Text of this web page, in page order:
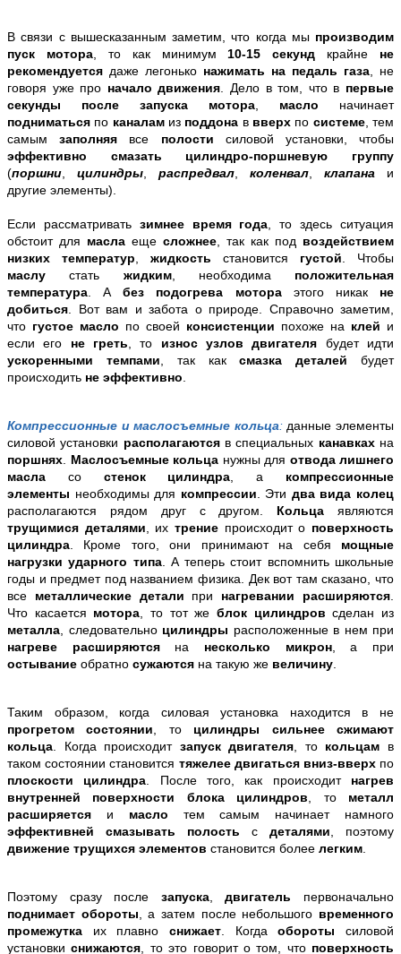
В связи с вышесказанным заметим, что когда мы производим
пуск мотора, то как минимум 10-15 секунд крайне не
рекомендуется даже легонько нажимать на педаль газа , не
говоря уже про начало движения . Дело в том, что в первые
секунды после запуска мотора
масло начинает
подниматься по каналамиз поддона в вверх по системе, тем
самымзаполняя все полости силовой установки, чтобы
эффективно смазать цилиндро-поршневую группу
(поршни цилиндры распредвал коленвал клапана и
другие элементы).
Если рассматривать зимнее время года , то здесь ситуация
обстоит для масла еще сложнее , так как под воздействием
низких температур
жидкость становится густой . Чтобы
маслу стать жидким, необходима положительная
температура . Абез подогрева мотораэтого никак не
добиться . Вот вам и забота о природе. Справочно заметим,
что густое масло по своей консистенции похоже на клей и
если его не греть , то износ узлов двигателя будет идти
ускоренными темпами , так каксмазка деталей будет
происходить не эффективно
Компрессионные и маслосъемные кольца:данные элементы
силовой установки располагаютсяв специальных канавкахна
поршнях
Маслосъемные кольца нужны для отвода лишнего
масла со стенок цилиндра , а компрессионные
элементы необходимы для компрессии . Эти два вида колец
располагаются рядом друг с другом. Кольца являются
трущимися деталями , ихтрение происходит о поверхность
цилиндра . Кроме того, они принимают на себя мощные
нагрузки ударного типа. А теперь стоит вспомнить школьные
годы и предмет под названием физика. Дек вот там сказано, что
все металлические детали при нагревании расширяются
Что касается мотора , то тот жеблок цилиндровсделан из
металла , следовательно цилиндры расположенные в нем при
нагреве расширяютсяна несколько микрон, а при
остывание обратно сужаются на такую же величину
Таким образом, когда силовая установка находится в не
прогретом состоянии , то цилиндры
сильнее сжимают
кольца . Когда происходит запуск двигателя , то кольцам в
таком состоянии становится тяжелее двигаться вниз-вверх по
плоскости цилиндра . После того, как происходит нагрев
внутренней поверхности блока цилиндров , то металл
расширяется и масло тем самым начинает намного
эффективней смазывать полость с деталями , поэтому
движение трущихся элементов становится более легким
Поэтому сразу после запуска,двигатель первоначально
поднимает обороты , а затем после небольшого временного
промежутка их плавноснижает . Когдаобороты силовой
установкиснижаются , то это говорит о том, что поверхность